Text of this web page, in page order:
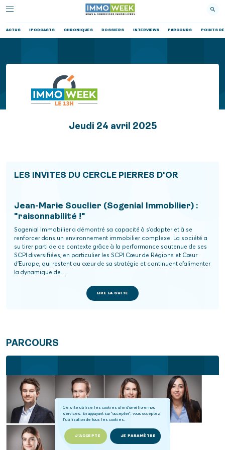
ACTUS IPODCASTS CHRONIQUES DOSSIERS INTERVIEWS PARCOURS POINTS DE
Ce site utilise les cookies afin d'améliorer nos
services. En appuyant sur "accepter", vous acceptez
l'utilisation de tous les cookies.
J'ACCEPTE JE PARAMÈTRE
Jeudi 24 avril 2025
LES INVITES DU CERCLE PIERRES D'OR
Jean-Marie Souclier (Sogenial Immobilier) :
"raisonnabilité !"
Sogenial Immobilier a démontré sa capacité à s’adapter et à se
renforcer dans un environnement immobilier complexe. La société a
su tirer parti de ce contexte grâce à la performance soutenue de ses
SCPI diversifiées, en particulier les SCPI Cœur de Régions et Cœur
d’Europe, qui restent au cœur de sa stratégie et continuent d’alimenter
la dynamique de…
LIRE LA SUITE
PARCOURS